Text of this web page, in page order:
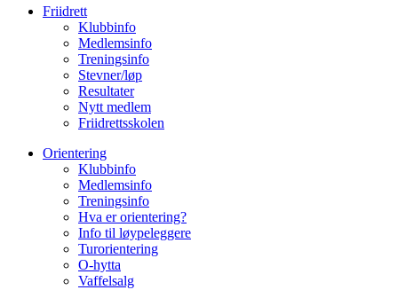
Friidrett
Klubbinfo
Medlemsinfo
Treningsinfo
Stevner/løp
Resultater
Nytt medlem
Friidrettsskolen
Orientering
Klubbinfo
Medlemsinfo
Treningsinfo
Hva er orientering?
Info til løypeleggere
Turorientering
O-hytta
Vaffelsalg